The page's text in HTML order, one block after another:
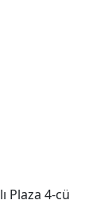
Plaza 4-cü